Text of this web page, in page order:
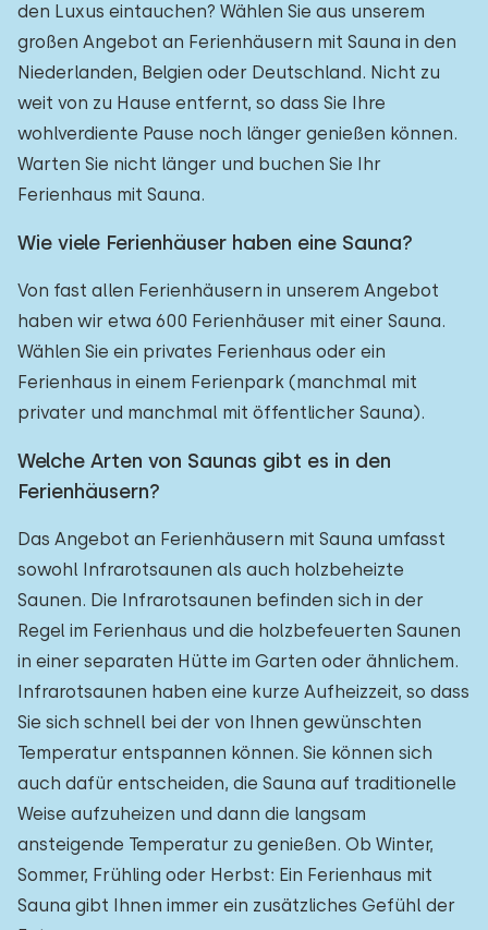
den Luxus eintauchen? Wählen Sie aus unserem
großen Angebot an Ferienhäusern mit Sauna in den
Niederlanden, Belgien oder Deutschland. Nicht zu
weit von zu Hause entfernt, so dass Sie Ihre
wohlverdiente Pause noch länger genießen können.
Warten Sie nicht länger und buchen Sie Ihr
Ferienhaus mit Sauna.
Wie viele Ferienhäuser haben eine Sauna?
Von fast allen Ferienhäusern in unserem Angebot
haben wir etwa 600 Ferienhäuser mit einer Sauna.
Wählen Sie ein privates Ferienhaus oder ein
Ferienhaus in einem Ferienpark (manchmal mit
privater und manchmal mit öffentlicher Sauna).
Welche Arten von Saunas gibt es in den
Ferienhäusern?
Das Angebot an Ferienhäusern mit Sauna umfasst
sowohl Infrarotsaunen als auch holzbeheizte
Saunen. Die Infrarotsaunen befinden sich in der
Regel im Ferienhaus und die holzbefeuerten Saunen
in einer separaten Hütte im Garten oder ähnlichem.
Infrarotsaunen haben eine kurze Aufheizzeit, so dass
Sie sich schnell bei der von Ihnen gewünschten
Temperatur entspannen können. Sie können sich
auch dafür entscheiden, die Sauna auf traditionelle
Weise aufzuheizen und dann die langsam
ansteigende Temperatur zu genießen. Ob Winter,
Sommer, Frühling oder Herbst: Ein Ferienhaus mit
Sauna gibt Ihnen immer ein zusätzliches Gefühl der